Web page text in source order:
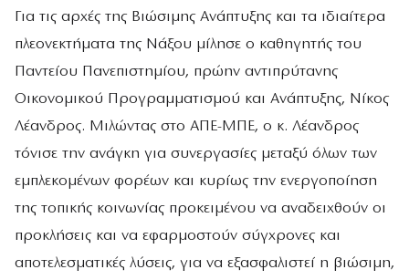
Για τις αρχές της Βιώσιμης Ανάπτυξης και τα ιδιαίτερα
πλεονεκτήματα της Νάξου μίλησε ο καθηγητής του
Παντείου Πανεπιστημίου, πρώην αντιπρύτανης
Οικονομικού Προγραμματισμού και Ανάπτυξης, Νίκος
Λέανδρος. Μιλώντας στο ΑΠΕ-ΜΠΕ, ο κ. Λέανδρος
τόνισε την ανάγκη για συνεργασίες μεταξύ όλων των
εμπλεκομένων φορέων και κυρίως την ενεργοποίηση
της τοπικής κοινωνίας προκειμένου να αναδειχθούν οι
προκλήσεις και να εφαρμοστούν σύγχρονες και
αποτελεσματικές λύσεις, για να εξασφαλιστεί η βιώσιμη,